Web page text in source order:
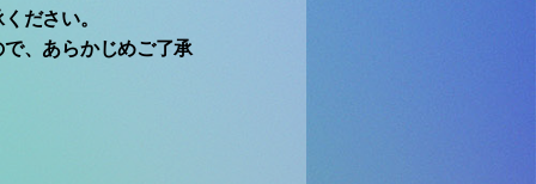
ださい。
、あらかじめご了承